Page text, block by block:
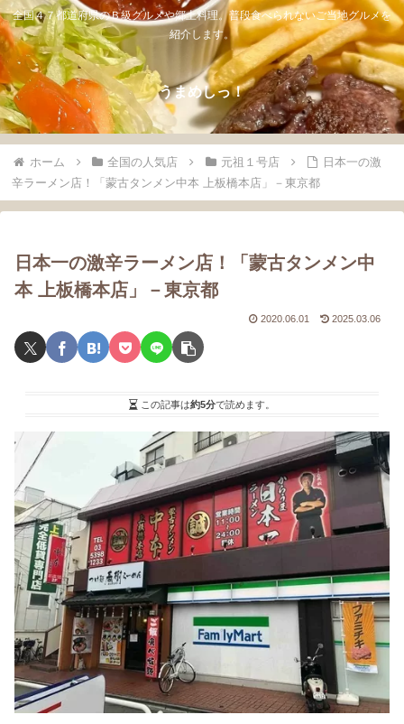
全国４７都道府県のＢ級グルメや郷土料理。普段食べられないご当地グルメを
紹介します。
うまめしっ！
ホーム 全国の人気店 元祖１号店
日本一の激
辛ラーメン店！「蒙古タンメン中本 上板橋本店」－東京都
日本一の激辛ラーメン店！「蒙古タンメン中
本 上板橋本店」－東京都
2020.06.01 2025.03.06
この記事は約5分で読めます。